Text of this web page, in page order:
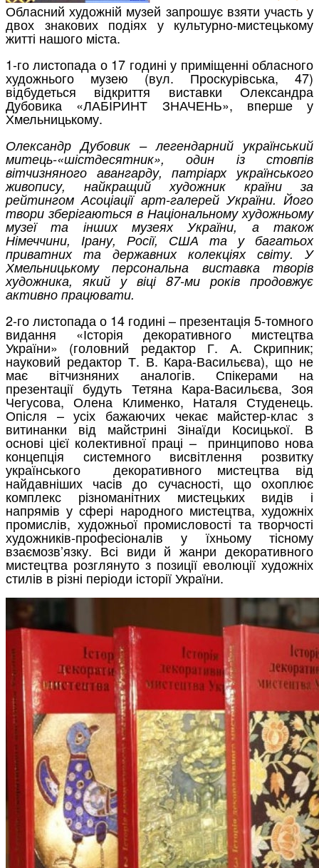
Обласний художній музей запрошує взяти участь у
двох знакових подіях у культурно-мистецькому
житті нашого міста.
1-го листопада о 17 годині у приміщенні обласного
художнього музею (вул. Проскурівська, 47)
відбудеться відкриття виставки Олександра
Дубовика «ЛАБІРИНТ ЗНАЧЕНЬ», вперше у
Хмельницькому.
Олександр Дубовик – легендарний український
митець-«шістдесятник», один із стовпів
вітчизняного авангарду, патріарх українського
живопису, найкращий художник країни за
рейтингом Асоціації арт-галерей України. Його
твори зберігаються в Національному художньому
музеї та інших музеях України, а також
Німеччини, Ірану, Росії, США та у багатьох
приватних та державних колекціях світу. У
Хмельницькому персональна виставка творів
художника, який у віці 87-ми років продовжує
активно працювати.
2-го листопада о 14 годині – презентація 5-томного
видання «Історія декоративного мистецтва
України» (головний редактор Г. А. Скрипник;
науковий редактор Т. В. Кара-Васильєва), що не
має вітчизняних аналогів. Спікерами на
презентації будуть Тетяна Кара-Васильєва, Зоя
Чегусова, Олена Клименко, Наталя Студенець.
Опісля – усіх бажаючих чекає майстер-клас з
витинанки від майстрині Зінаїди Косицької. В
основі цієї колективної праці – принципово нова
концепція системного висвітлення розвитку
українського декоративного мистецтва від
найдавніших часів до сучасності, що охоплює
комплекс різноманітних мистецьких видів і
напрямів у сфері народного мистецтва, художніх
промислів, художньої промисловості та творчості
художників-професіоналів у їхньому тісному
взаємозв’язку. Всі види й жанри декоративного
мистецтва розглянуто з позиції еволюції художніх
стилів в різні періоди історії України.